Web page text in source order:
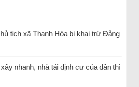
tịch xã Thanh Hóa bị khai trừ Đảng
nhanh, nhà tái định cư của dân thì